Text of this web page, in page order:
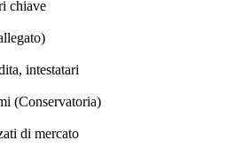
chiave
intestatari
(Conservatoria)
di mercato